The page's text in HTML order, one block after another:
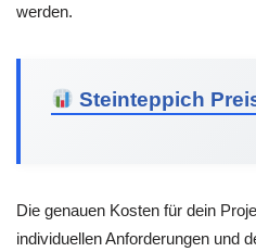
werden.
Steinteppich
Die genauen Kosten für dein
individuellen Anforderungen und